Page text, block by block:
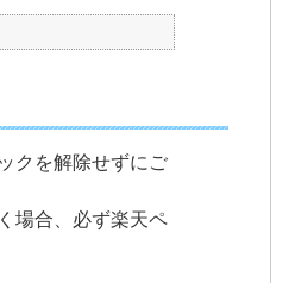
クを解除せずにご
場合、必ず楽天ペ